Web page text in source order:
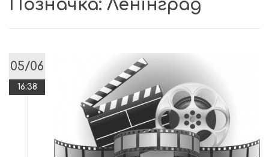
Позначка: Ленінград
05/06
16:38